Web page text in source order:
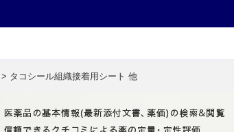
> タコシール組織接着用シート 他